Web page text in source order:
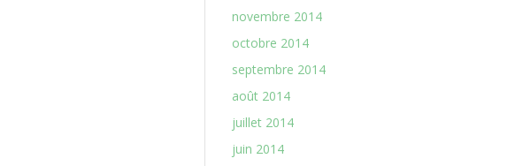
novembre 2014
octobre 2014
septembre 2014
août 2014
juillet 2014
juin 2014